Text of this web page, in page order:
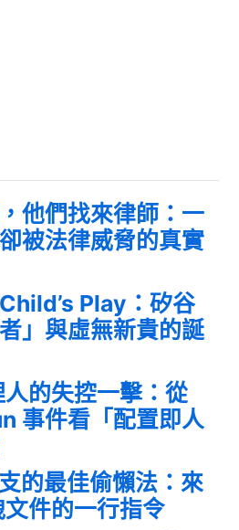
他們找來律師：一
被法律威脅的真實
Play：矽谷
者」與虛無新貴的誕
的失控一擊：從
事件看「配置即人
的最佳偷懶法：來
件的一行指令